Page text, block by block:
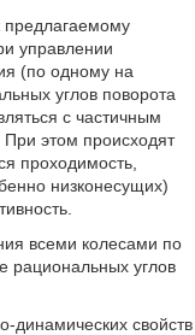
предлагаемому
управлении
(по одному на
углов поворота
с частичным
этом происходят
проходимость,
низконесущих)
всеми колесами по
рациональных углов
динамических свойств